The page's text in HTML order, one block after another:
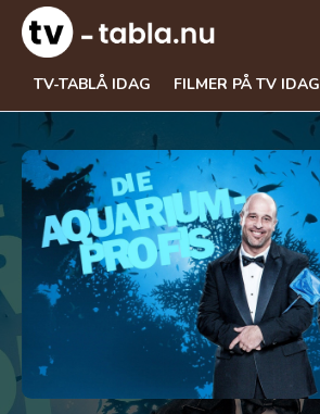
TV-TABLÅ IDAG FILMER PÅ TV IDAG